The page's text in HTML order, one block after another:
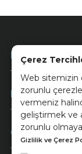
Çerez
Web sitemizin
zorunlu
vermeniz
geliştirmek ve
zorunlu
Gizlilik ve Çerez
Kurumsal
Müşteri
Ödeme